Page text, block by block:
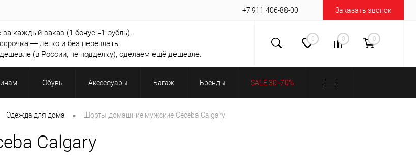
+7 911 406-88-00 Заказать звонок
за каждый заказ (1 бонус =1 рубль).
— легко и без переплаты.
(в России, не подделку), сделаем ещё дешевле.
0 0 0
Обувь Аксессуары Багаж Бренды SALE 30 -70%
Одежда для дома • Шорты домашние мужские Ceceba Calgary
Calgary